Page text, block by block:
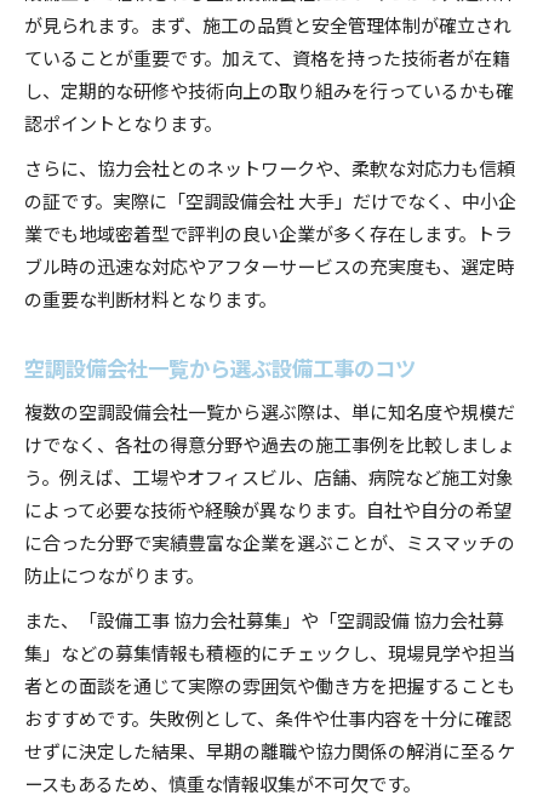
が見られます。まず、施工の品質と安全管理体制が確立され
ていることが重要です。加えて、資格を持った技術者が在籍
し、定期的な研修や技術向上の取り組みを行っているかも確
認ポイントとなります。
さらに、協力会社とのネットワークや、柔軟な対応力も信頼
の証です。実際に「空調設備会社 大手」だけでなく、中小企
業でも地域密着型で評判の良い企業が多く存在します。トラ
ブル時の迅速な対応やアフターサービスの充実度も、選定時
の重要な判断材料となります。
空調設備会社一覧から選ぶ設備工事のコツ
複数の空調設備会社一覧から選ぶ際は、単に知名度や規模だ
けでなく、各社の得意分野や過去の施工事例を比較しましょ
う。例えば、工場やオフィスビル、店舗、病院など施工対象
によって必要な技術や経験が異なります。自社や自分の希望
に合った分野で実績豊富な企業を選ぶことが、ミスマッチの
防止につながります。
また、「設備工事 協力会社募集」や「空調設備 協力会社募
集」などの募集情報も積極的にチェックし、現場見学や担当
者との面談を通じて実際の雰囲気や働き方を把握することも
おすすめです。失敗例として、条件や仕事内容を十分に確認
せずに決定した結果、早期の離職や協力関係の解消に至るケ
ースもあるため、慎重な情報収集が不可欠です。